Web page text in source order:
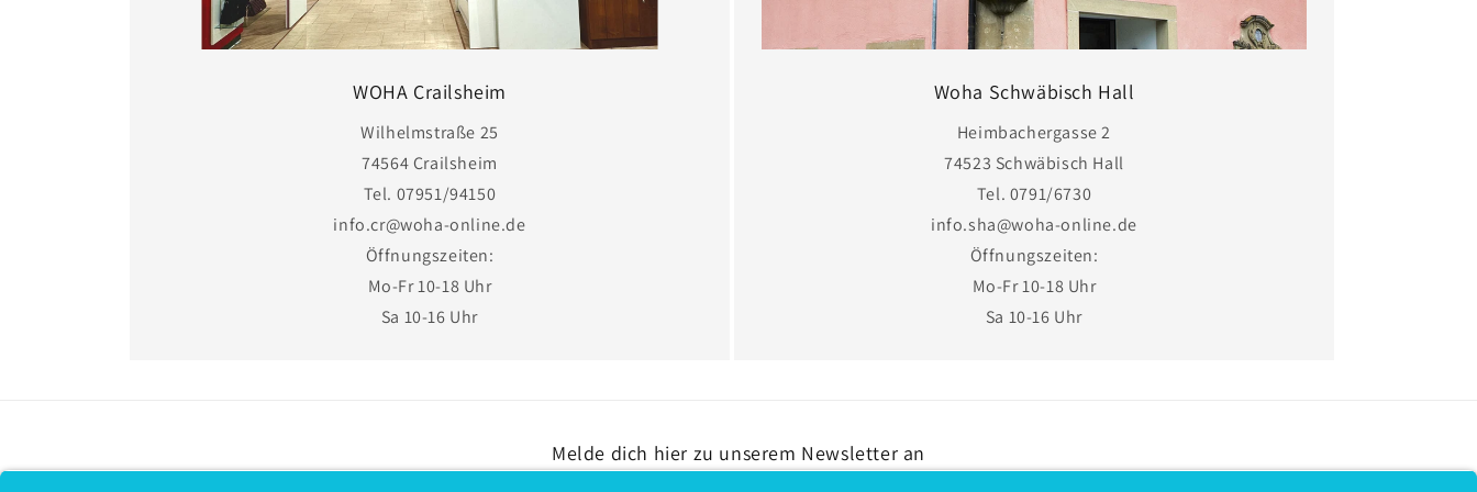
WOHA Crailsheim
Wilhelmstraße 25
74564 Crailsheim
Tel. 07951/94150
info.cr@woha-online.de
Öffnungszeiten:
Mo-Fr 10-18 Uhr
Sa 10-16 Uhr
Woha Schwäbisch Hall
Heimbachergasse 2
74523 Schwäbisch Hall
Tel. 0791/6730
info.sha@woha-online.de
Öffnungszeiten:
Mo-Fr 10-18 Uhr
Sa 10-16 Uhr
Melde dich hier zu unserem Newsletter an